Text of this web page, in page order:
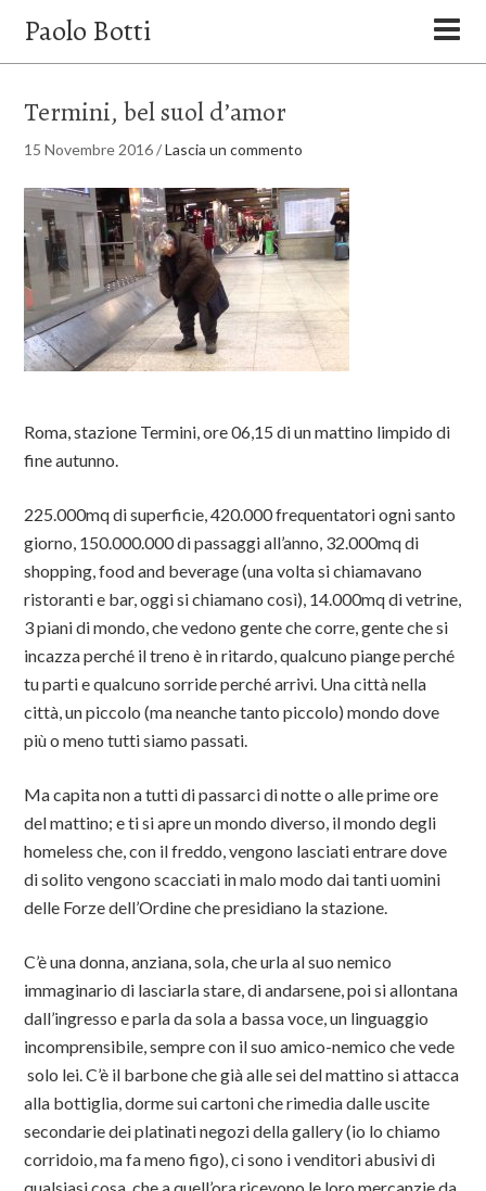
Paolo Botti
Termini, bel suol d’amor
15 Novembre 2016/Lascia un commento
Roma, stazione Termini, ore 06,15 di un mattino limpido di
fine autunno.
225.000mq di superficie, 420.000 frequentatori ogni santo
giorno, 150.000.000 di passaggi all’anno, 32.000mq di
shopping, food and beverage (una volta si chiamavano
ristoranti e bar, oggi si chiamano così), 14.000mq di vetrine,
3 piani di mondo, che vedono gente che corre, gente che si
incazza perché il treno è in ritardo, qualcuno piange perché
tu parti e qualcuno sorride perché arrivi. Una città nella
città, un piccolo (ma neanche tanto piccolo) mondo dove
più o meno tutti siamo passati.
Ma capita non a tutti di passarci di notte o alle prime ore
del mattino; e ti si apre un mondo diverso, il mondo degli
homeless che, con il freddo, vengono lasciati entrare dove
di solito vengono scacciati in malo modo dai tanti uomini
delle Forze dell’Ordine che presidiano la stazione.
C’è una donna, anziana, sola, che urla al suo nemico
immaginario di lasciarla stare, di andarsene, poi si allontana
dall’ingresso e parla da sola a bassa voce, un linguaggio
incomprensibile, sempre con il suo amico-nemico che vede
solo lei. C’è il barbone che già alle sei del mattino si attacca
alla bottiglia, dorme sui cartoni che rimedia dalle uscite
secondarie dei platinati negozi della gallery (io lo chiamo
corridoio, ma fa meno figo), ci sono i venditori abusivi di